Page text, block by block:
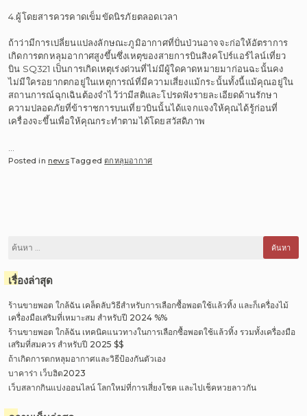
4.ผู้โดยสารควรคาดเข็มขัดนิรภัยตลอดเวลา
ถ้าว่ามีการเปลี่ยนแปลงลักษณะภูมิอากาศที่ปั่นป่วนอาจจะก่อให้อัตราการ
เกิดการตกหลุมอากาศสูงขึ้นซึ่งเหตุของสายการบินสิงคโปร์แอร์ไลน์เที่ยว
บิน SQ321 เป็นการเกิดเหตุเร่งด่วนที่ไม่มีผู้ใดคาดหมายมาก่อนฉะนั้นคง
ไม่มีใครอยากตกอยู่ในเหตุการณ์ที่มีความเสี่ยงแม้กระนั้นทั้งนี้แม้คุณอยู่ใน
สถานการณ์ฉุกเฉินต้องจำไว้ว่ามีสติและโปรดฟังรายละเอียดด้านรักษา
ความปลอดภัยที่ข้าราชการบนเที่ยวบินนั้นได้แจกแจงให้คุณได้รู้ก่อนที่
เครื่องจะขึ้นเพื่อให้คุณกระทำตามได้โดยสวัสดิภาพ
Posted innewsTaggedตกหลุมอากาศ
ค้นหา
เรื่องล่าสุด
ร้านขายพอต ใกล้ฉัน เคล็ดลับวิธีสำหรับการเลือกซื้อพอตใช้แล้วทิ้ง และก็เครื่องไม้
เครื่องมือเสริมที่เหมาะสม สำหรับปี 2024 %%
ร้านขายพอต ใกล้ฉัน เทคนิคแนวทางในการเลือกซื้อพอตใช้แล้วทิ้ง รวมทั้งเครื่องมือ
เสริมที่สมควร สำหรับปี 2025 $$
ถ้าเกิดการตกหลุมอากาศและวิธีป้องกันตัวเอง
บาคาร่า เว็บฮิต2023
เว็บสลากกินแบ่งออนไลน์ โลกใหม่ที่การเสี่ยงโชค และไปเช็คหวยลาวกัน